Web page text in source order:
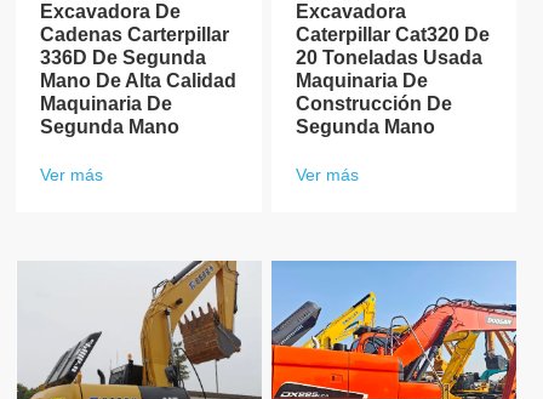
Excavadora De
Cadenas Carterpillar
336D De Segunda
Mano De Alta Calidad
Maquinaria De
Segunda Mano
Ver más
Excavadora
Caterpillar Cat320 De
20 Toneladas Usada
Maquinaria De
Construcción De
Segunda Mano
Ver más